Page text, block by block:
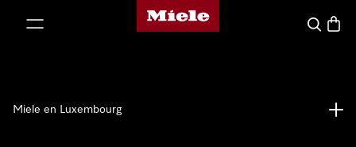
Page d'accueil de Miele
Panier
Miele en Luxembourg